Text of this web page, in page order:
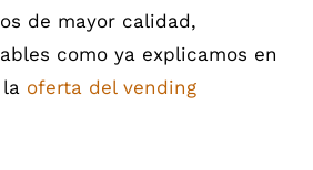
de mayor calidad,
como ya explicamos en
oferta del vending